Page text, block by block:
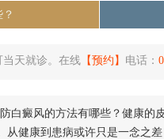
天就诊。在线 【预约】 电话：
癜风的方法有哪些？健康的
从健康到患病或许只是一念之